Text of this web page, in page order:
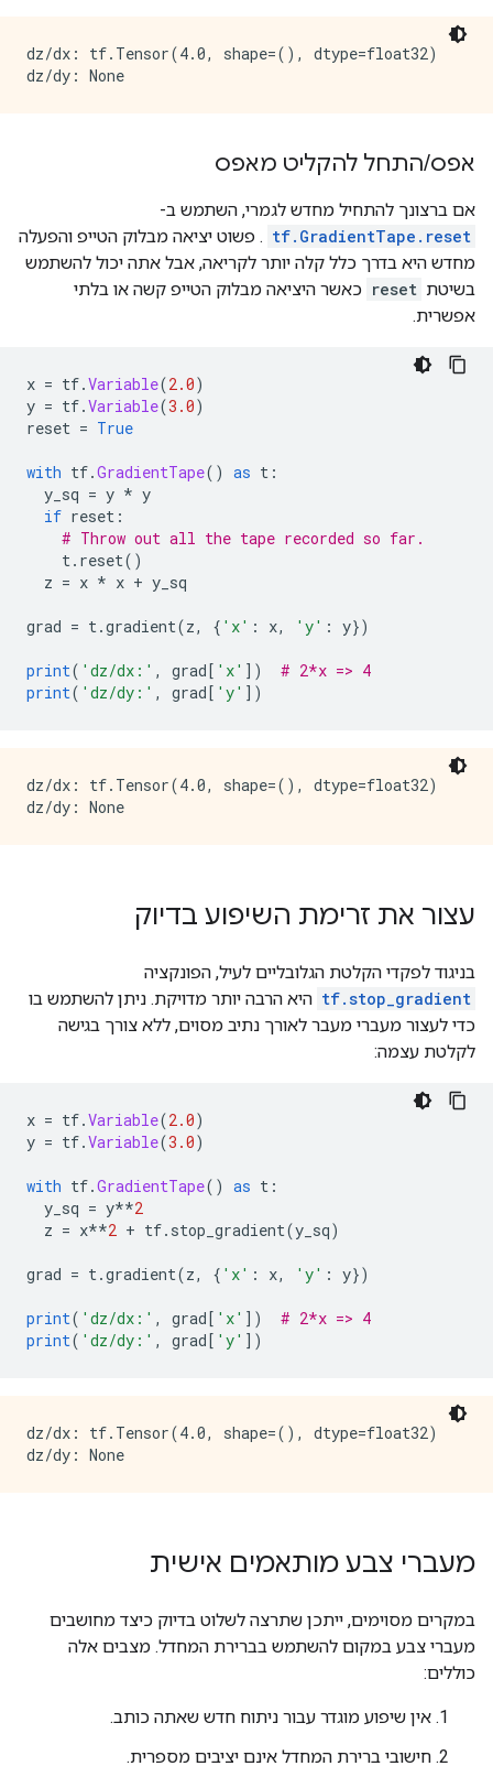
dz/dx: tf.Tensor(4.0, shape=(), dtype=float32)
אפס/התחל להקליט מאפס
אם ברצונך להתחיל מחדש לגמרי, השתמש ב-
tf.GradientTape.reset . פשוט יציאה מבלוק הטייפ והפעלה
מחדש היא בדרך כלל קלה יותר לקריאה, אבל אתה יכול להשתמש
בשיטת reset כאשר היציאה מבלוק הטייפ קשה או בלתי
אפשרית.
x = tf.Variable(2.0)
y = tf.Variable(3.0)
reset = True
with tf.GradientTape() as t :
y_sq = y * y
if reset :
# Throw out all the tape recorded so far.
t. reset()
z = x * x + y_sq
grad = t.gradient(z, { 'x' : x, 'y' : y})
print( 'dz/dx:' , grad[ 'x' ])
# 2*x => 4
print( 'dz/dy:' , grad[ 'y' ])
dz/dx: tf.Tensor(4.0, shape=(), dtype=float32)
עצור את זרימת השיפוע בדיוק
בניגוד לפקדי הקלטת הגלובליים לעיל, הפונקציה
tf.stop_gradient היא הרבה יותר מדויקת. ניתן להשתמש בו
כדי לעצור מעברי מעבר לאורך נתיב מסוים, ללא צורך בגישה
לקלטת עצמה:
x = tf.Variable(2.0)
y = tf.Variable(3.0)
with tf.GradientTape() as t :
y_sq = y**2
z = x**2 + tf. stop_gradient(y_sq)
grad = t.gradient(z, { 'x' : x, 'y' : y})
print( 'dz/dx:' , grad[ 'x' ])
# 2*x => 4
print( 'dz/dy:' , grad[ 'y' ])
dz/dx: tf.Tensor(4.0, shape=(), dtype=float32)
מעברי צבע מותאמים אישית
במקרים מסוימים, ייתכן שתרצה לשלוט בדיוק כיצד מחושבים
מעברי צבע במקום להשתמש בברירת המחדל. מצבים אלה
כוללים:
אין שיפוע מוגדר עבור ניתוח חדש שאתה כותב.
חישובי ברירת המחדל אינם יציבים מספרית.